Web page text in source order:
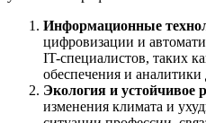
Информационные
цифровизации и
IT-специалистов, таких
обеспечения и
Экология и устойчивое
изменения климата и